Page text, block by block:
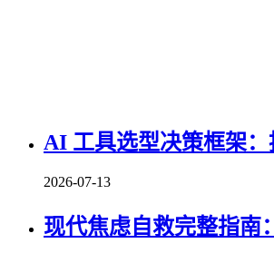
AI 工具选型决策框架
2026-07-13
现代焦虑自救完整指南